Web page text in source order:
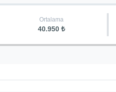
Ortalama
40.950 ₺